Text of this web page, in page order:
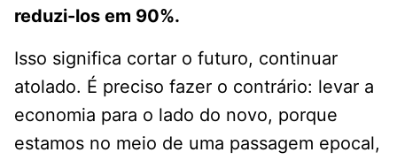
reduzi-los em 90%.
Isso significa cortar o futuro, continuar
atolado. É preciso fazer o contrário: levar a
economia para o lado do novo, porque
estamos no meio de uma passagem epocal,